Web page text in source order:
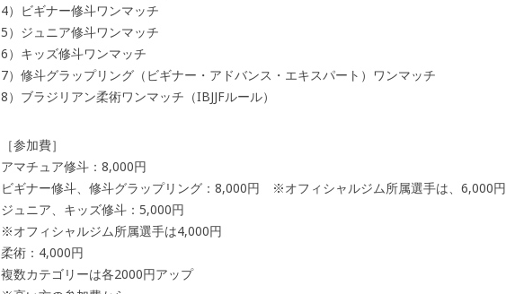
4）ビギナー修斗ワンマッチ
5）ジュニア修斗ワンマッチ
6）キッズ修斗ワンマッチ
7）修斗グラップリング（ビギナー・アドバンス・エキスパート）ワンマッチ
8）ブラジリアン柔術ワンマッチ（IBJJFルール）
［参加費］
アマチュア修斗：8,000円
ビギナー修斗、修斗グラップリング：8,000円 ※オフィシャルジム所属選手は、6,000円
ジュニア、キッズ修斗：5,000円
※オフィシャルジム所属選手は4,000円
柔術：4,000円
複数カテゴリーは各2000円アップ